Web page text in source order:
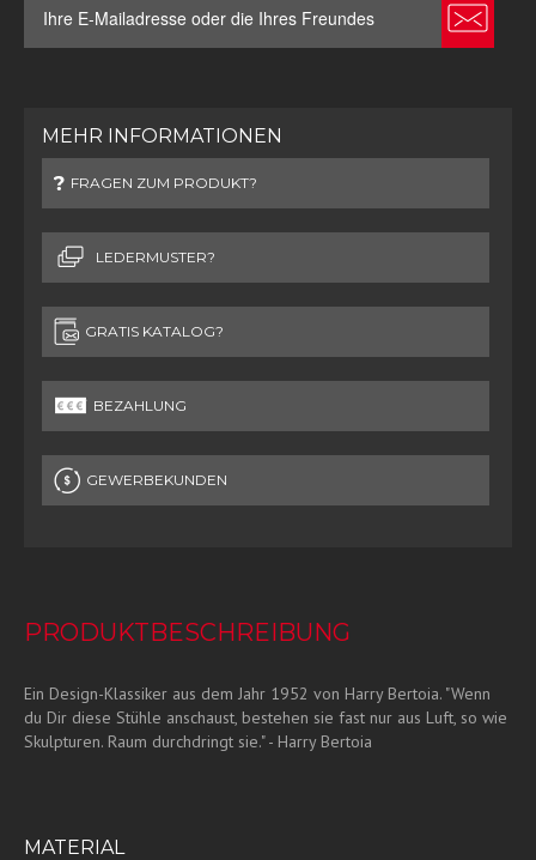
MEHR INFORMATIONEN
FRAGEN ZUM PRODUKT?
LEDERMUSTER?
GRATIS KATALOG?
BEZAHLUNG
GEWERBEKUNDEN
PRODUKTBESCHREIBUNG
Ein Design-Klassiker aus dem Jahr 1952 von Harry Bertoia. "Wenn
du Dir diese Stühle anschaust, bestehen sie fast nur aus Luft, so wie
Skulpturen. Raum durchdringt sie." - Harry Bertoia
MATERIAL